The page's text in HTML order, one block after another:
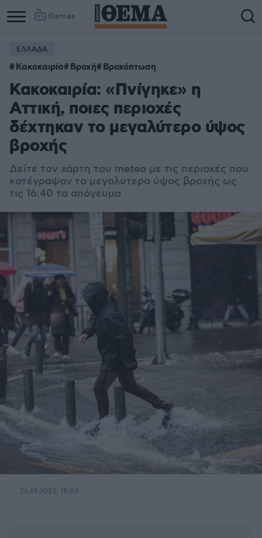
Games
ΕΛΛΑΔΑ
Κακοκαιρία Βροχή Βροχόπτωση
Κακοκαιρία: «Πνίγηκε» η
Αττική, ποιες περιοχές
δέχτηκαν το μεγαλύτερο ύψος
βροχής
Δείτε τον χάρτη του meteo με τις περιοχές που
κατέγραψαν το μεγαλύτερο ύψος βροχής ως
τις 16:40 το απόγευμα
26.01.2023, 18:03